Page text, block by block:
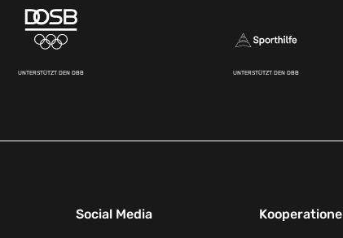
UNTERSTÜTZT DEN DBB UNTERSTÜTZT DEN DBB
Social Media